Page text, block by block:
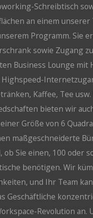
Schreibtisch
an einem unserer
Programm. Sie
sowie Zugang
Business Lounge mit
Kaffee, Tee
bieten wir
Größe von 6
maßgeschneiderte
ob Sie einen, 100 oder
benötigen. Wir
und Ihr Team
Geschäftliche
Revolution an.